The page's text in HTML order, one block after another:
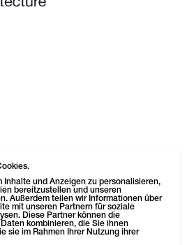
Campus
Inhalte und Anzeigen zu personalisieren,
bereitzustellen und unseren
Außerdem teilen wir Informationen über
mit unseren Partnern für soziale
Diese Partner können die
kombinieren, die Sie ihnen
sie im Rahmen Ihrer Nutzung ihrer